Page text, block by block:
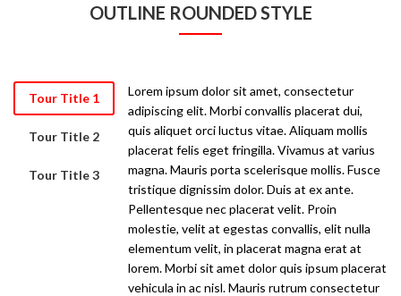
OUTLINE ROUNDED STYLE
Tour Title 1
Tour Title 2
Tour Title 3
Lorem ipsum dolor sit amet, consectetur
adipiscing elit. Morbi convallis placerat dui,
quis aliquet orci luctus vitae. Aliquam mollis
placerat felis eget fringilla. Vivamus at varius
magna. Mauris porta scelerisque mollis. Fusce
tristique dignissim dolor. Duis at ex ante.
Pellentesque nec placerat velit. Proin
molestie, velit at egestas convallis, elit nulla
elementum velit, in placerat magna erat at
lorem. Morbi sit amet dolor quis ipsum placerat
vehicula in ac nisl. Mauris rutrum consectetur